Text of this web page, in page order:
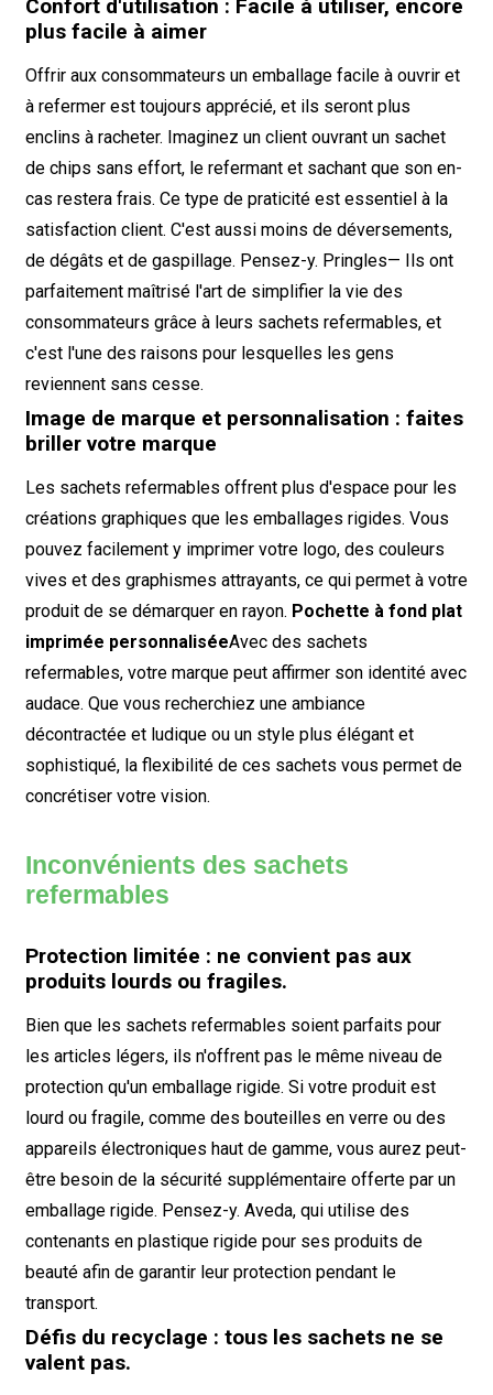
Confort d'utilisation : Facile à utiliser, encore
plus facile à aimer
Offrir aux consommateurs un emballage facile à ouvrir et
à refermer est toujours apprécié, et ils seront plus
enclins à racheter. Imaginez un client ouvrant un sachet
de chips sans effort, le refermant et sachant que son en-
cas restera frais. Ce type de praticité est essentiel à la
satisfaction client. C'est aussi moins de déversements,
de dégâts et de gaspillage. Pensez-y. Pringles— Ils ont
parfaitement maîtrisé l'art de simplifier la vie des
consommateurs grâce à leurs sachets refermables, et
c'est l'une des raisons pour lesquelles les gens
reviennent sans cesse.
Image de marque et personnalisation : faites
briller votre marque
Les sachets refermables offrent plus d'espace pour les
créations graphiques que les emballages rigides. Vous
pouvez facilement y imprimer votre logo, des couleurs
vives et des graphismes attrayants, ce qui permet à votre
produit de se démarquer en rayon. Pochette à fond plat
imprimée personnaliséeAvec des sachets
refermables, votre marque peut affirmer son identité avec
audace. Que vous recherchiez une ambiance
décontractée et ludique ou un style plus élégant et
sophistiqué, la flexibilité de ces sachets vous permet de
concrétiser votre vision.
Inconvénients des sachets
refermables
Protection limitée : ne convient pas aux
produits lourds ou fragiles.
Bien que les sachets refermables soient parfaits pour
les articles légers, ils n'offrent pas le même niveau de
protection qu'un emballage rigide. Si votre produit est
lourd ou fragile, comme des bouteilles en verre ou des
appareils électroniques haut de gamme, vous aurez peut-
être besoin de la sécurité supplémentaire offerte par un
emballage rigide. Pensez-y. Aveda, qui utilise des
contenants en plastique rigide pour ses produits de
beauté afin de garantir leur protection pendant le
transport.
Défis du recyclage : tous les sachets ne se
valent pas.